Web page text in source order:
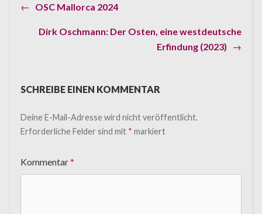
Beitragsnavigation
←
Previous
OSC Mallorca 2024
Dirk Oschmann: Der Osten, eine westdeutsche
Erfindung (2023) Next
→
SCHREIBE EINEN KOMMENTAR
Deine E-Mail-Adresse wird nicht veröffentlicht.
Erforderliche Felder sind mit * markiert
Kommentar*